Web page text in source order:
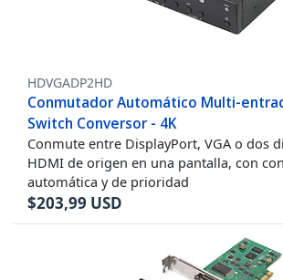
HDVGADP2HD
Conmutador Automático Multi-
Switch Conversor - 4K
Conmute entre DisplayPort, VGA o dos
HDMI de origen en una pantalla, con
automática y de prioridad
$203,99 USD